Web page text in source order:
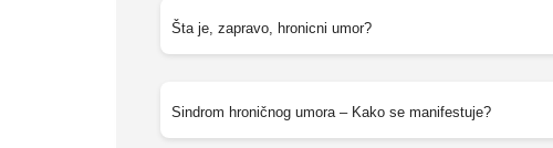
Šta je, zapravo, hronicni umor?
Sindrom hroničnog umora – Kako se manifestuje?